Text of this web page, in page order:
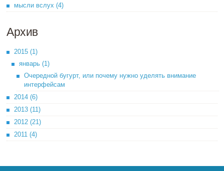
мысли вслух (4)
Архив
2015 (1)
январь (1)
Очередной бугурт, или почему нужно уделять внимание
интерфейсам
2014 (6)
2013 (11)
2012 (21)
2011 (4)